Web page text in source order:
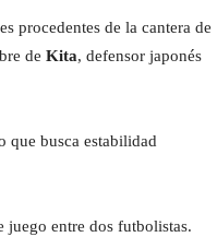
procedentes de la cantera de
de Kita, defensor japonés
que busca estabilidad
juego entre dos futbolistas.